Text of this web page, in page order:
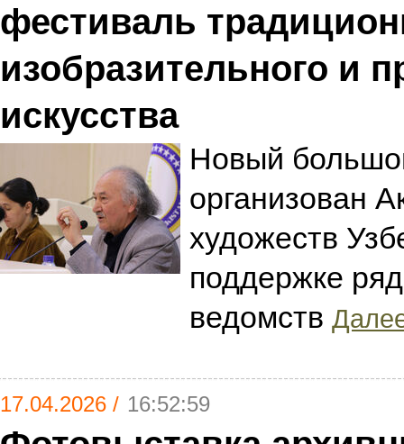
фестиваль
изобразительного и
искусства
Новый
организован
художеств
поддержке
ведомств
17.04.2026 / 16:52:59